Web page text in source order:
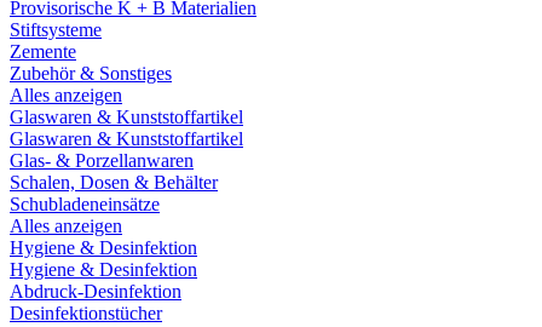
Provisorische K + B Materialien
Stiftsysteme
Zemente
Zubehör & Sonstiges
Alles anzeigen
Glaswaren & Kunststoffartikel
Glaswaren & Kunststoffartikel
Glas- & Porzellanwaren
Schalen, Dosen & Behälter
Schubladeneinsätze
Alles anzeigen
Hygiene & Desinfektion
Hygiene & Desinfektion
Abdruck-Desinfektion
Desinfektionstücher